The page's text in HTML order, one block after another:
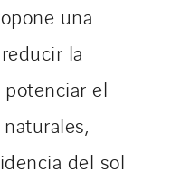
una
la
el
del sol